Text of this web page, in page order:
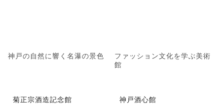
神戸の自然に響く名瀑の景色
ファッション文化を学ぶ美術
館
菊正宗酒造記念館 神戸酒心館